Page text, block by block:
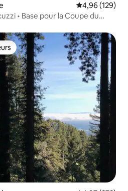
Évaluation
4,96 (129)
• Base pour la Coupe du
les plus appréciés